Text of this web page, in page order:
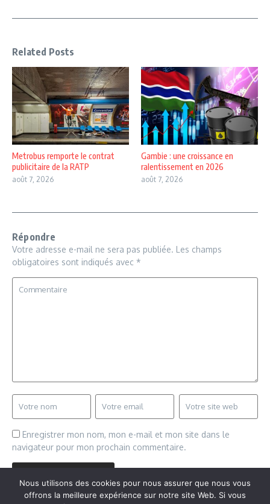
Related Posts
Metrobus remporte le contrat
publicitaire de la RATP
août 7, 2026
Gambie : une croissance en
ralentissement en 2026
août 7, 2026
Répondre
Votre adresse e-mail ne sera pas publiée. Les champs
obligatoires sont indiqués avec *
Enregistrer mon nom, mon e-mail et mon site dans le
navigateur pour mon prochain commentaire.
Nous utilisons des cookies pour nous assurer que nous vous
offrons la meilleure expérience sur notre site Web. Si vous